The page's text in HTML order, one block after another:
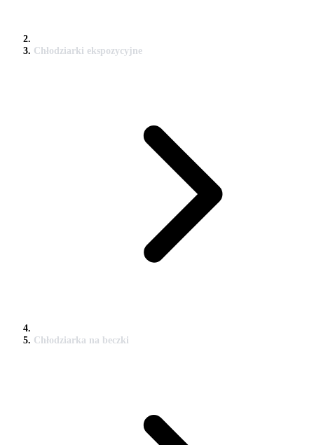
Chłodziarki ekspozycyjne
Chłodziarka na beczki